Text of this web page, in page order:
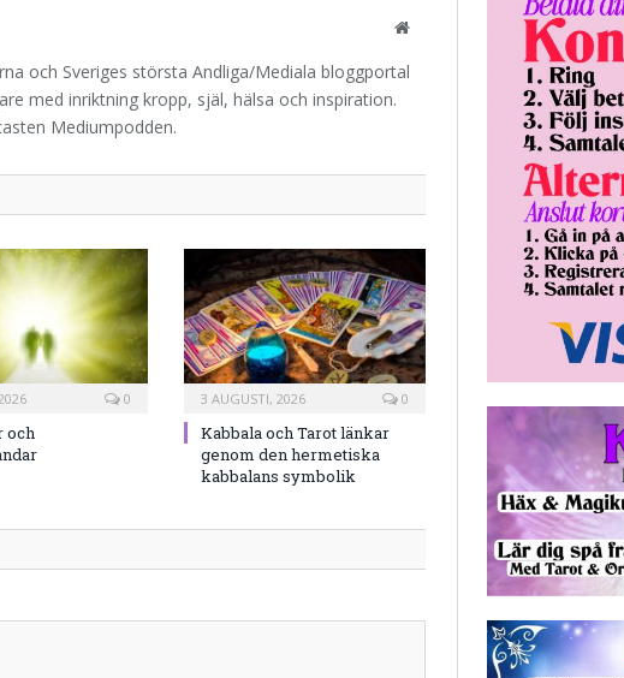
Website
och Sveriges största Andliga/Mediala bloggportal
med inriktning kropp, själ, hälsa och inspiration.
Mediumpodden.
0
och
3 AUGUSTI, 2026 0
Kabbala och Tarot länkar
genom den hermetiska
kabbalans symbolik